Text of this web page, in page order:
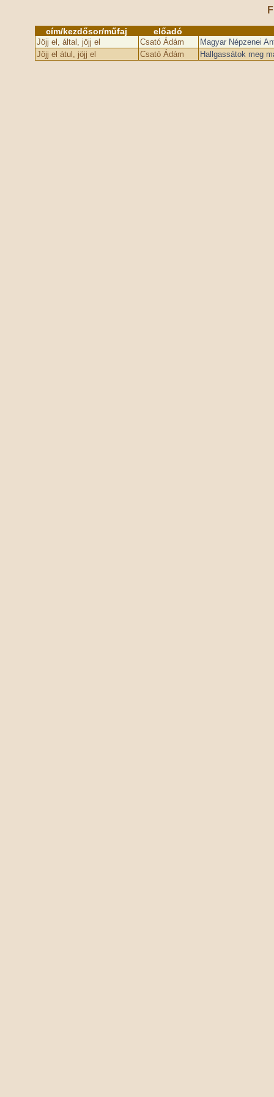
cím/kezdősor/műfaj előadó
Jöjj el, által, jöjj el Csató Ádám
Magyar Népzenei
Jöjj el átul, jöjj el
Csató Ádám Hallgassátok meg